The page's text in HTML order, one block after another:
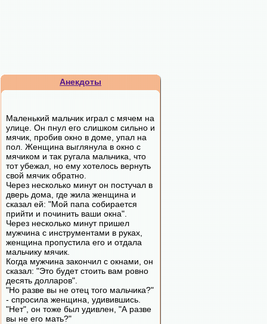
Анекдоты
Маленький мальчик играл с мячем на
улице. Он пнул его слишком сильно и
мячик, пробив окно в доме, упал на
пол. Женщина выглянула в окно с
мячиком и так ругала мальчика, что
тот убежал, но ему хотелось вернуть
свой мячик обратно.
Через несколько минут он постучал в
дверь дома, где жила женщина и
сказал ей: "Мой папа собирается
прийти и починить ваши окна".
Через несколько минут пришел
мужчина с инструментами в руках,
женщина пропустила его и отдала
мальчику мячик.
Когда мужчина закончил с окнами, он
сказал: "Это будет стоить вам ровно
десять долларов".
"Но разве вы не отец того мальчика?"
- спросила женщина, удивившись.
"Нет", он тоже был удивлен, "А разве
вы не его мать?"